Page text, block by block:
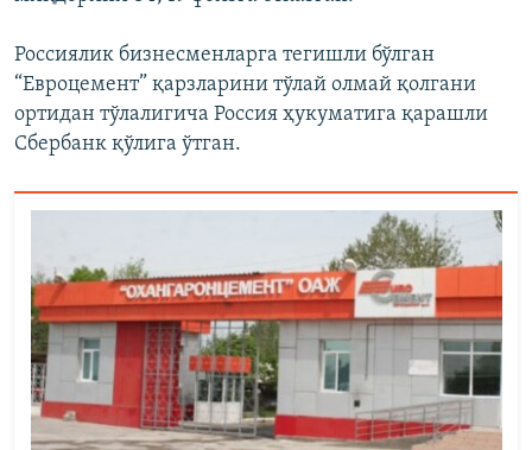
Россиялик бизнесменларга тегишли бўлган
“Евроцемент” қарзларини тўлай олмай қолгани
ортидан тўлалигича Россия ҳукуматига қарашли
Сбербанк қўлига ўтган.